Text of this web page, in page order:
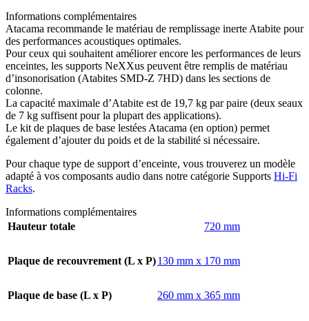
Informations complémentaires
Atacama recommande le matériau de remplissage inerte Atabite pour
des performances acoustiques optimales.
Pour ceux qui souhaitent améliorer encore les performances de leurs
enceintes, les supports NeXXus peuvent être remplis de matériau
d’insonorisation (Atabites SMD-Z 7HD) dans les sections de
colonne.
La capacité maximale d’Atabite est de 19,7 kg par paire (deux seaux
de 7 kg suffisent pour la plupart des applications).
Le kit de plaques de base lestées Atacama (en option) permet
également d’ajouter du poids et de la stabilité si nécessaire.
Pour chaque type de support d’enceinte, vous trouverez un modèle
adapté à vos composants audio dans notre catégorie Supports Hi-Fi
Racks.
Informations complémentaires
Hauteur totale
720 mm
Plaque de recouvrement (L x P)130 mm x 170 mm
Plaque de base (L x P) 260 mm x 365 mm